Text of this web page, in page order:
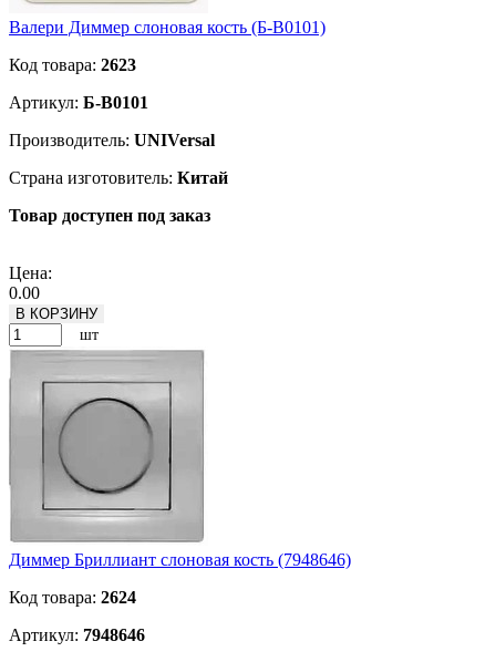
Валери Диммер слоновая кость (Б-В0101)
Код товара: 2623
Артикул: Б-В0101
Производитель: UNIVersal
Страна изготовитель: Китай
Товар доступен под заказ
Цена:
0.00
В КОРЗИНУ
шт
Диммер Бриллиант слоновая кость (7948646)
Код товара: 2624
Артикул: 7948646